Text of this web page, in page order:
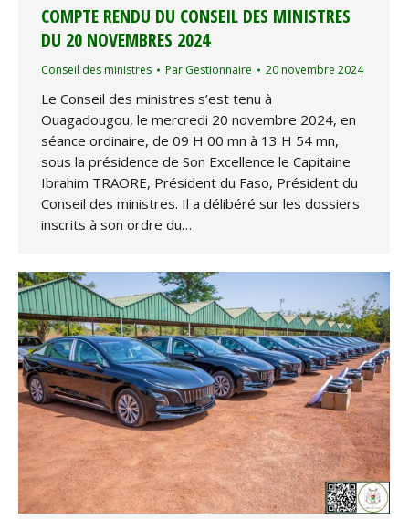
COMPTE RENDU DU CONSEIL DES MINISTRES
DU 20 NOVEMBRES 2024
Conseil des ministres Par Gestionnaire 20 novembre 2024
Le Conseil des ministres s’est tenu à
Ouagadougou, le mercredi 20 novembre 2024, en
séance ordinaire, de 09 H 00 mn à 13 H 54 mn,
sous la présidence de Son Excellence le Capitaine
Ibrahim TRAORE, Président du Faso, Président du
Conseil des ministres. Il a délibéré sur les dossiers
inscrits à son ordre du…